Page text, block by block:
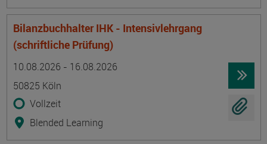
Bilanzbuchhalter IHK - Intensivlehrgang
(schriftliche Prüfung)
10.08.2026 - 16.08.2026
50825 Köln
Vollzeit
Blended Learning